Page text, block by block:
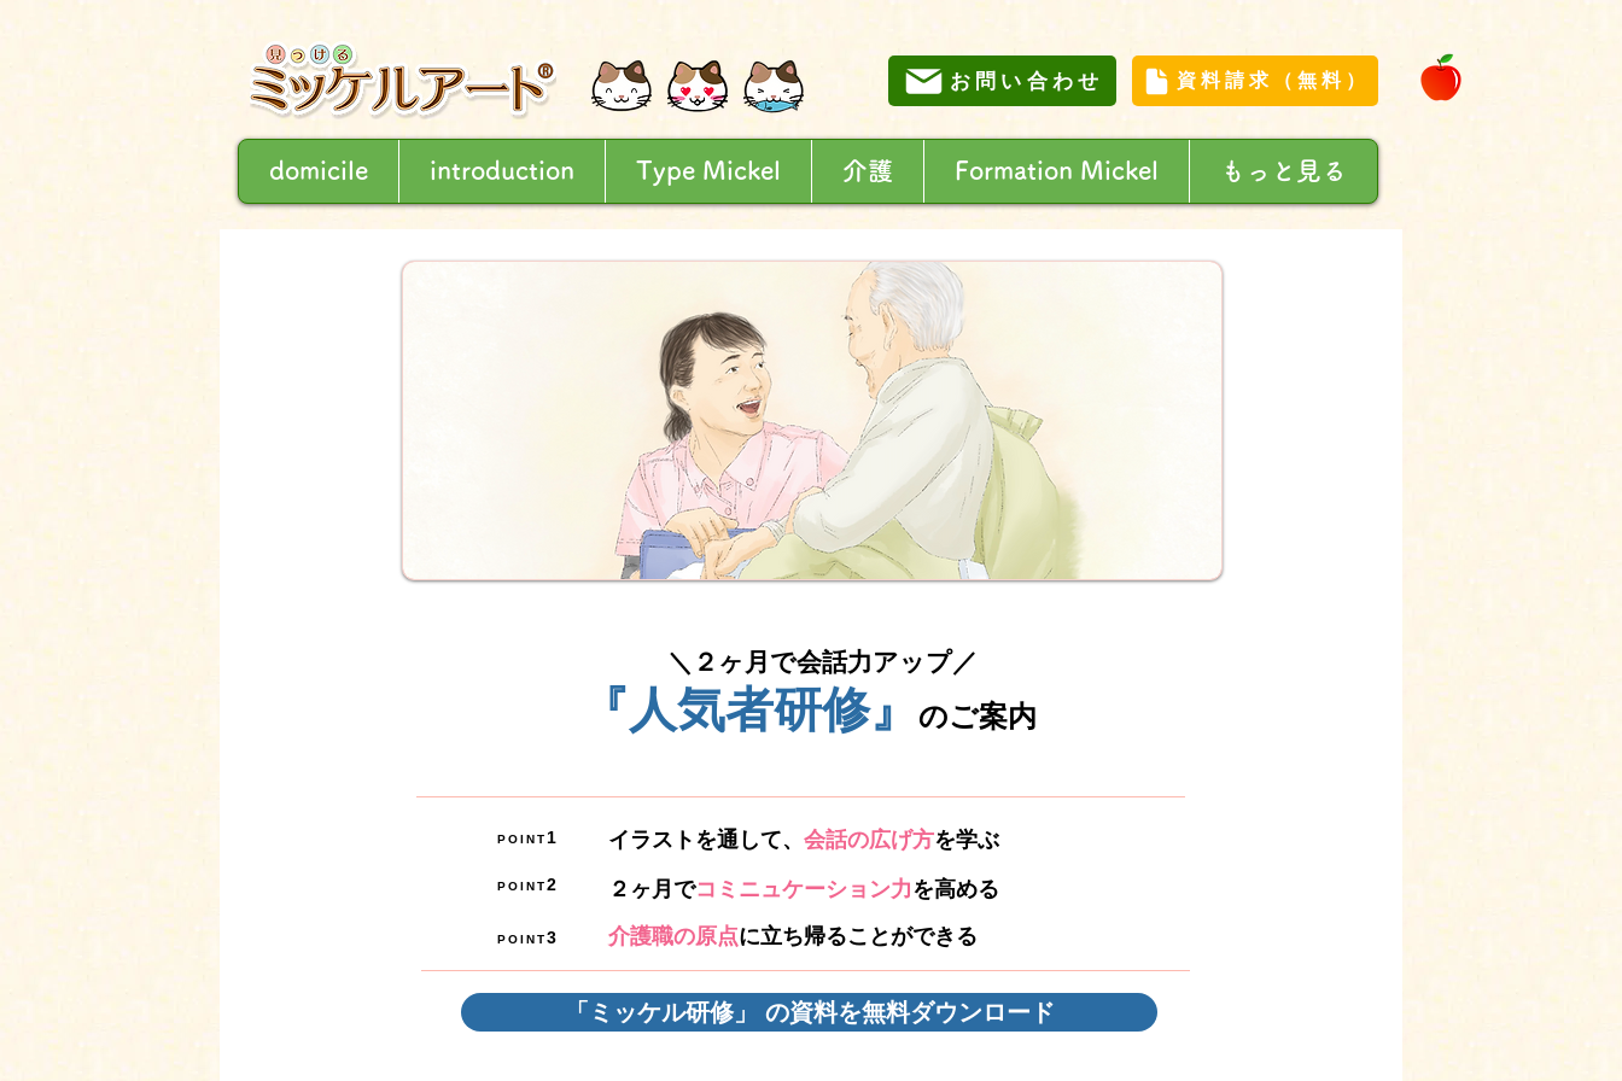
お問い合わせ 資料請求（無料）
domicile introduction Type Mickel 介護 Formation Mickel もっと見る
​＼２ヶ月で会話力アップ／
『人気者研修』 のご案内
POINT 1
POINT2
イラストを通して、 会話の広げ方を学ぶ
２ヶ月でコミニュケーション力を高める
POINT3 介護職の原点に立ち帰ることができる
「ミッケル研修」 の資料を無料ダウンロード